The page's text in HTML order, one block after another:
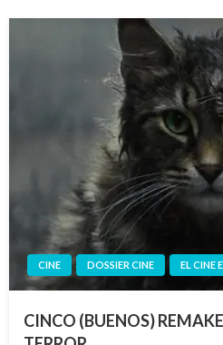
CINE DOSSIER CINE EL CINE
CINCO (BUENOS)